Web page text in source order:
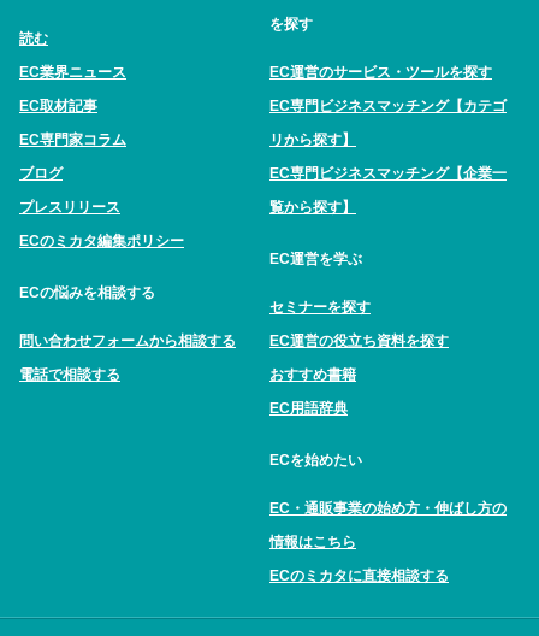
読む
EC業界ニュース
EC取材記事
EC専門家コラム
ブログ
プレスリリース
ECのミカタ編集ポリシー
ECの悩みを相談する
問い合わせフォームから相談する
電話で相談する
を探す
EC運営のサービス・ツールを探す
EC専門ビジネスマッチング【カテゴ
リから探す】
EC専門ビジネスマッチング【企業一
覧から探す】
EC運営を学ぶ
セミナーを探す
EC運営の役立ち資料を探す
おすすめ書籍
EC用語辞典
ECを始めたい
EC・通販事業の始め方・伸ばし方の
情報はこちら
ECのミカタに直接相談する